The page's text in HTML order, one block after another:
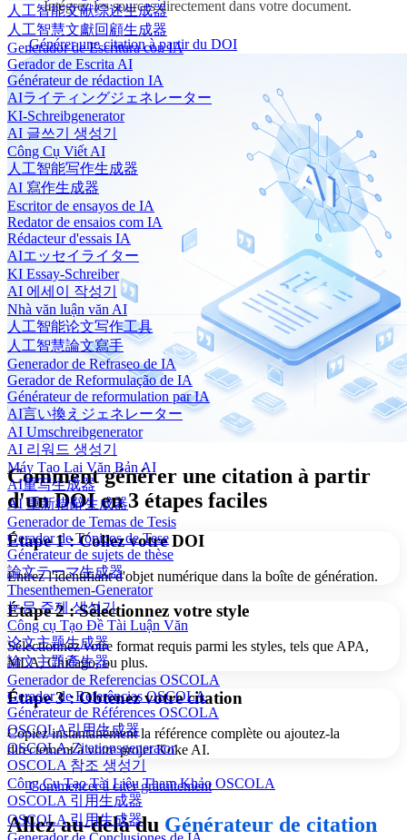
人工智能文献综述生成器
人工智慧文獻回顧生成器
Generador de Escritura con IA
Gerador de Escrita AI
Générateur de rédaction IA
AIライティングジェネレーター
KI-Schreibgenerator
AI 글쓰기 생성기
Công Cụ Viết AI
人工智能写作生成器
AI 寫作生成器
Escritor de ensayos de IA
Redator de ensaios com IA
Rédacteur d'essais IA
AIエッセイライター
KI Essay-Schreiber
AI 에세이 작성기
Nhà văn luận văn AI
人工智能论文写作工具
人工智慧論文寫手
Generador de Refraseo de IA
Gerador de Reformulação de IA
Générateur de reformulation par IA
AI言い換えジェネレーター
AI Umschreibgenerator
AI 리워드 생성기
Máy Tạo Lại Văn Bản AI
AI重写生成器
AI 重新措辭生成器
Generador de Temas de Tesis
Gerador de Tópicos de Tese
Générateur de sujets de thèse
論文テーマ生成器
Thesenthemen-Generator
논문 주제 생성기
Công cụ Tạo Đề Tài Luận Văn
论文主题生成器
論文主題產生器
Generador de Referencias OSCOLA
Gerador de Referências OSCOLA
Générateur de Références OSCOLA
OSCOLA引用生成器
OSCOLA-Zitationsgenerator
OSCOLA 참조 생성기
Công Cụ Tạo Tài Liệu Tham Khảo OSCOLA
OSCOLA 引用生成器
OSCOLA 引用生成器
Intégrez les sources directement dans votre document.
Générer une citation à partir du DOI
Comment générer une citation à partir
d'un DOI en 3 étapes faciles
Étape 1 : Collez votre DOI
Entrez l'identifiant d'objet numérique dans la boîte de génération.
Étape 2 : Sélectionnez votre style
Sélectionnez votre format requis parmi les styles, tels que APA,
MLA, Chicago, ou plus.
Étape 3 : Obtenez votre citation
Copiez instantanément la référence complète ou ajoutez-la
directement à votre projet Koke AI.
Commencer à citer gratuitement
Allez au-delà du Générateur de citation